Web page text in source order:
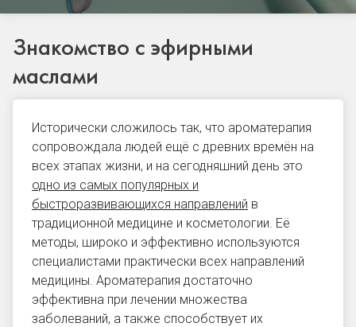
Знакомство с эфирными
маслами
Исторически сложилось так, что ароматерапия
сопровождала людей ещё с древних времён на
всех этапах жизни, и на сегодняшний день это
одно из самых популярных и
быстроразвивающихся направлений в
традиционной медицине и косметологии. Её
методы, широко и эффективно используются
специалистами практически всех направлений
медицины. Ароматерапия достаточно
эффективна при лечении множества
заболеваний, а также способствует их